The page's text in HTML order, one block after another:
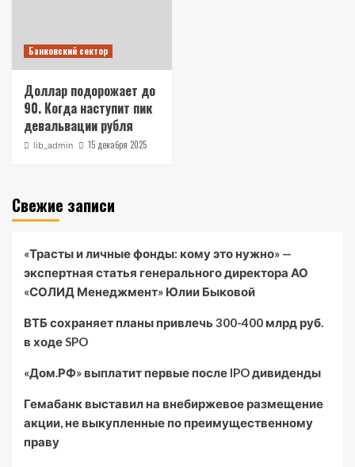
Банковский сектор
Доллар подорожает до
90. Когда наступит пик
девальвации рубля
lib_admin 15 декабря 2025
Свежие записи
«Трасты и личные фонды: кому это нужно» —
экспертная статья генерального директора АО
«СОЛИД Менеджмент» Юлии Быковой
ВТБ сохраняет планы привлечь 300-400 млрд руб.
в ходе SPO
«Дом.РФ» выплатит первые после IPO дивиденды
Гемабанк выставил на внебиржевое размещение
акции, не выкупленные по преимущественному
праву